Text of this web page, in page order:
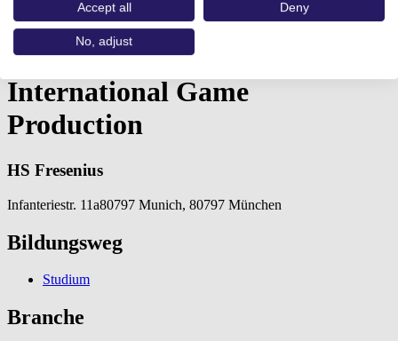
Aus- und Weiterbildungen
International Game Production (HS…
International Game
Production
HS Fresenius
Infanteriestr. 11a80797 Munich, 80797 München
Bildungsweg
Studium
Branche
Accept all Deny
No, adjust